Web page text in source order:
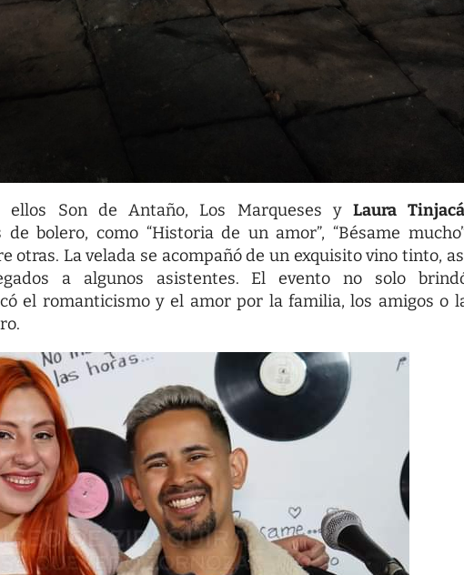
ellos Son de Antaño, Los Marqueses yLaura Tinjacá
bolero, como “Historia de un amor”, “Bésame
otras. La velada se acompañó de un exquisito vino tinto,
a algunos asistentes. El evento no solo
el romanticismo y el amor por la familia, los amigos o